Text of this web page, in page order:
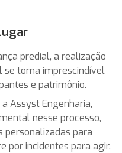
predial, a realização
se torna imprescindível
e patrimônio.
Assyst Engenharia,
nesse processo,
personalizadas para
por incidentes para agir.